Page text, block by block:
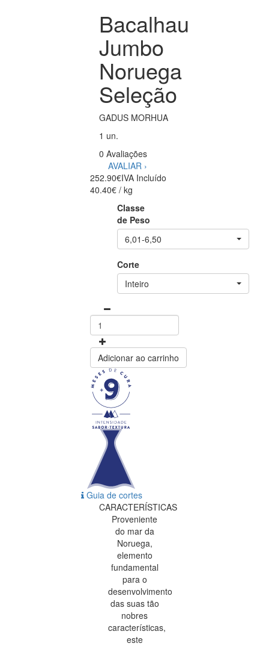
Bacalhau
Jumbo
Noruega
Seleção
GADUS MORHUA
1 un.
0 Avaliações
AVALIAR ›
252.90€IVA Incluído
40.40€ / kg
Classe
de Peso
6,01-6,50
Corte
Inteiro
Adicionar ao carrinho
Guia de cortes
CARACTERÍSTICAS
Proveniente
do mar da
Noruega,
elemento
fundamental
para o
desenvolvimento
das suas tão
nobres
características,
este